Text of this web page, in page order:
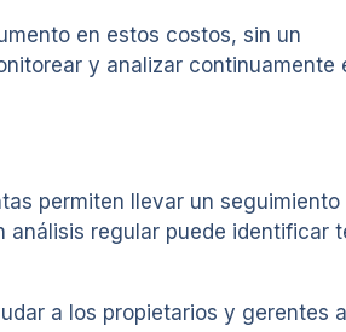
en estos costos, sin un
y analizar continuamente
permiten llevar un seguimiento
regular puede identificar
a los propietarios y gerentes